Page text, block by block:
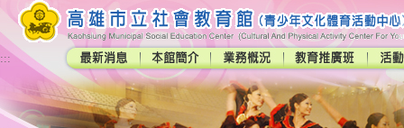
:::